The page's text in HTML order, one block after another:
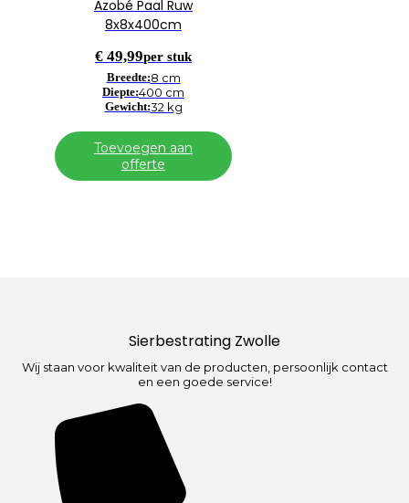
Azobé Paal Ruw
8x8x400cm
€ 49,99per stuk
Breedte:8 cm
Diepte:400 cm
Gewicht:32 kg
Toevoegen aan
offerte
Sierbestrating Zwolle
Wij staan voor kwaliteit van de producten, persoonlijk contact
en een goede service!